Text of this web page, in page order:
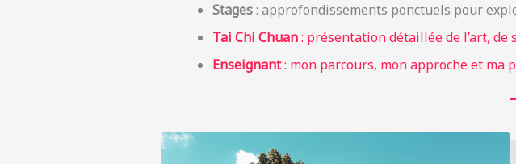
Stages: approfondissements ponctuels pour
Tai Chi Chuan: présentation détaillée de l’art, de
Enseignant: mon parcours, mon approche et ma